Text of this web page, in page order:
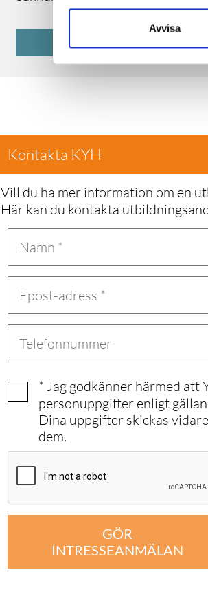
Avvisa
Kontakta KYH
Vill du ha mer information om en
Här kan du kontakta
* Jag godkänner härmed att
personuppgifter enligt
Dina uppgifter skickas
dem.
GÖR
INTRESSEANMÄLAN